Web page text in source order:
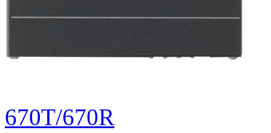
670T/670R